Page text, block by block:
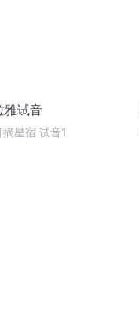
雅试音
摘星宿 试音1